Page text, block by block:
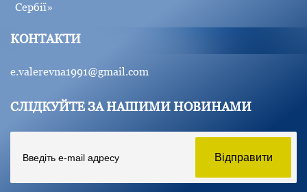
Сербії»
КОНТАКТИ
e.valerevna1991@gmail.com
СЛІДКУЙТЕ ЗА НАШИМИ НОВИНАМИ